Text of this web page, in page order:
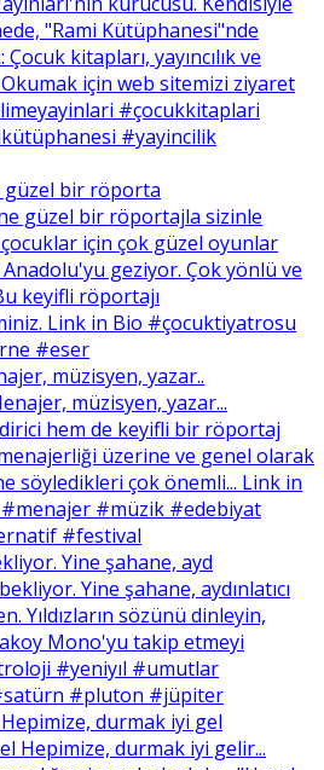
güzel bir röporta
müzisyen, yazar..
Yine şahane, ayd
durmak iyi gel